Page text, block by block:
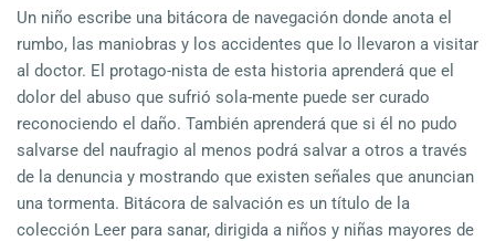
Un niño escribe una bitácora de navegación donde anota el
rumbo, las maniobras y los accidentes que lo llevaron a visitar
al doctor. El protago-nista de esta historia aprenderá que el
dolor del abuso que sufrió sola-mente puede ser curado
reconociendo el daño. También aprenderá que si él no pudo
salvarse del naufragio al menos podrá salvar a otros a través
de la denuncia y mostrando que existen señales que anuncian
una tormenta. Bitácora de salvación es un título de la
colección Leer para sanar, dirigida a niños y niñas mayores de